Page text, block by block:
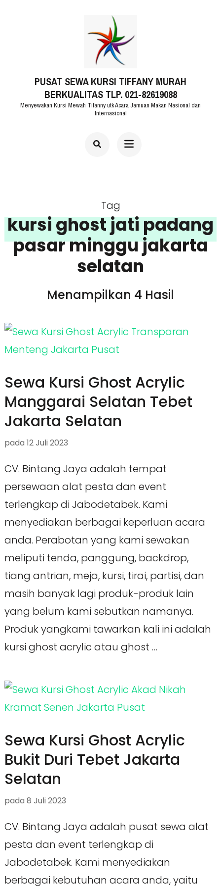
PUSAT SEWA KURSI TIFFANY MURAH
BERKUALITAS TLP. 021-82619088
Menyewakan Kursi Mewah Tifanny utk Acara Jamuan Makan Nasional dan
Internasional
Tag
kursi ghost jati padang
pasar minggu jakarta
selatan
Menampilkan 4 Hasil
Sewa Kursi Ghost Acrylic
Manggarai Selatan Tebet
Jakarta Selatan
pada 12 Juli 2023
CV. Bintang Jaya adalah tempat
persewaan alat pesta dan event
terlengkap di Jabodetabek. Kami
menyediakan berbagai keperluan acara
anda. Perabotan yang kami sewakan
meliputi tenda, panggung, backdrop,
tiang antrian, meja, kursi, tirai, partisi, dan
masih banyak lagi produk-produk lain
yang belum kami sebutkan namanya.
Produk yangkami tawarkan kali ini adalah
kursi ghost acrylic atau ghost …
Sewa Kursi Ghost Acrylic
Bukit Duri Tebet Jakarta
Selatan
pada 8 Juli 2023
CV. Bintang Jaya adalah pusat sewa alat
pesta dan event terlengkap di
Jabodetabek. Kami menyediakan
berbagai kebutuhan acara anda, yaitu